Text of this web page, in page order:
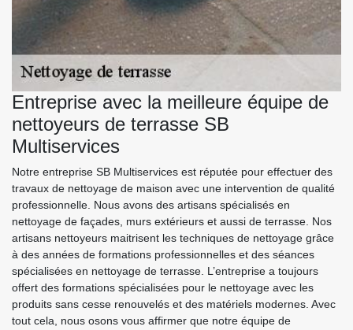
Entreprise avec la meilleure équipe de
nettoyeurs de terrasse SB
Multiservices
Notre entreprise SB Multiservices est réputée pour effectuer des
travaux de nettoyage de maison avec une intervention de qualité
professionnelle. Nous avons des artisans spécialisés en
nettoyage de façades, murs extérieurs et aussi de terrasse. Nos
artisans nettoyeurs maitrisent les techniques de nettoyage grâce
à des années de formations professionnelles et des séances
spécialisées en nettoyage de terrasse. L’entreprise a toujours
offert des formations spécialisées pour le nettoyage avec les
produits sans cesse renouvelés et des matériels modernes. Avec
tout cela, nous osons vous affirmer que notre équipe de